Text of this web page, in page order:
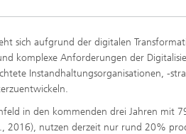
sich aufgrund der digitalen
komplexe Anforderungen der
Instandhaltungsorganisationen, -
in den kommenden drei Jahren mit
2016), nutzen derzeit nur rund 20%